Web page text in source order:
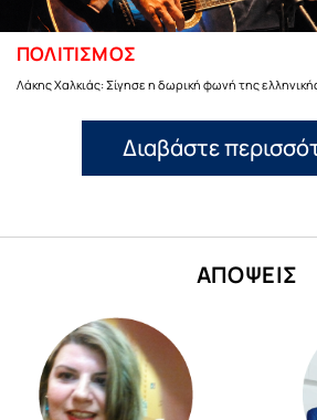
ΠΟΛΙΤΙΣΜΟΣ
Λάκης Χαλκιάς: Σίγησε η δωρική φωνή της
Διαβάστε
ΑΠΟΨΕΙΣ